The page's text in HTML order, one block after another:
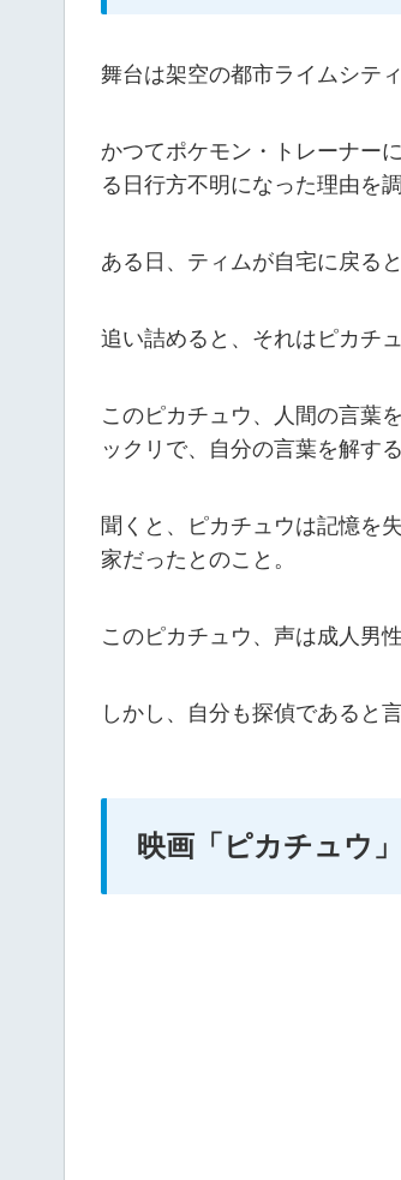
舞台は架空の都市ライムシティ
かつてポケモン・トレーナー
る日行方不明になった理由を
ある日、ティムが自宅に戻る
追い詰めると、それはピカチュ
このピカチュウ、人間の言葉
ックリで、自分の言葉を解す
聞くと、ピカチュウは記憶を
家だったとのこと。
このピカチュウ、声は成人男
しかし、自分も探偵であると
映画「ピカチュウ